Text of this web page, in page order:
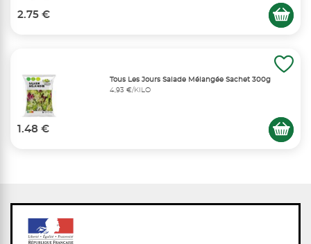
2.75 €
Tous Les Jours Salade Mélangée Sachet 300g
4,93 €/KILO
1.48 €